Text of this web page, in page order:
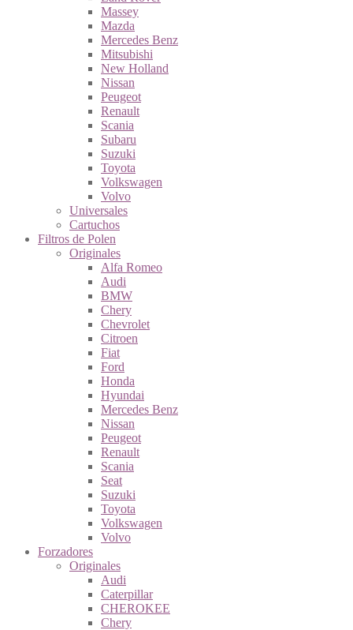
Massey
Mazda
Mercedes Benz
Mitsubishi
New Holland
Nissan
Peugeot
Renault
Scania
Subaru
Suzuki
Toyota
Volkswagen
Volvo
Universales
Cartuchos
Filtros de Polen
Originales
Alfa Romeo
Audi
BMW
Chery
Chevrolet
Citroen
Fiat
Ford
Honda
Hyundai
Mercedes Benz
Nissan
Peugeot
Renault
Scania
Seat
Suzuki
Toyota
Volkswagen
Volvo
Forzadores
Originales
Audi
Caterpillar
CHEROKEE
Chery